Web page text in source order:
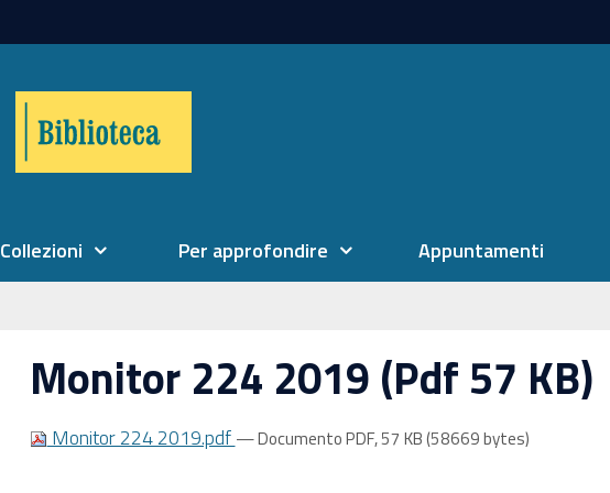
Collezioni Per approfondire Appuntamenti
Monitor 224 2019 (Pdf 57 KB)
Monitor 224 2019.pdf — Documento PDF, 57 KB (58669 bytes)